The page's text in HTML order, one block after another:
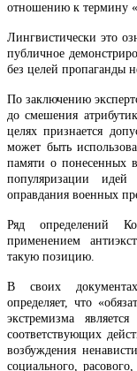
отношению к термину
Лингвистически это
публичное
без целей пропаганды
По заключению
до смешения
целях признается
может быть
памяти о понесенных
популяризации идей
оправдания военных
Ряд определений
применением
такую позицию.
В своих
определяет, что
экстремизма
соответствующих
возбуждения
социального,